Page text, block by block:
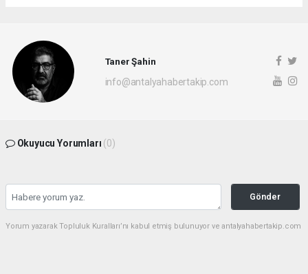
Taner Şahin
info@antalyahabertakip.com
Okuyucu Yorumları (0)
Gönder
Yorum yazarak Topluluk Kuralları’nı kabul etmiş bulunuyor ve antalyahabertakip.com